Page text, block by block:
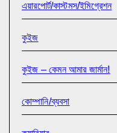
এয়ারপোর্ট/কাস্টমস/ইমিগ্রেশন
কুইজ
কুইজ – কেমন আমার জার্মান!
কোম্পানি/ব্যবসা